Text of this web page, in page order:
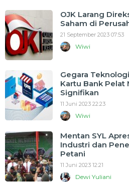
OJK Larang
Saham di
21 September 2023 07:53
Wiwi
Gegara
Kartu Bank Pelat
Signifikan
11 Juni 2023 22:23
Wiwi
Mentan SYL
Industri dan
Petani
11 Juni 2023 12:21
Dewi Yuliani